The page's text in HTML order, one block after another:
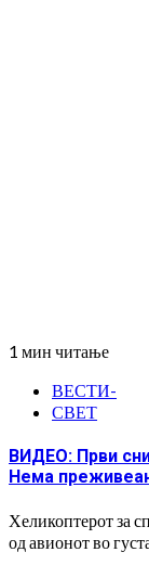
1 мин читање
ВЕСТИ-
СВЕТ
ВИДЕО: Први
Нема
Хеликоптерот за
од авионот во